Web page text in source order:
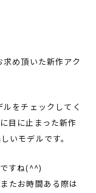
め頂いた新作アク
をチェックしてく
目に止まった新作
いモデルです。
すね(^^)
たお時間ある際は